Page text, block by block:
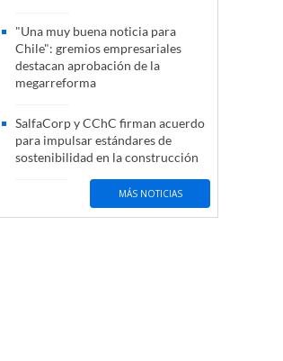
"Una muy buena noticia para
Chile": gremios empresariales
destacan aprobación de la
megarreforma
SalfaCorp y CChC firman acuerdo
para impulsar estándares de
sostenibilidad en la construcción
MÁS NOTICIAS